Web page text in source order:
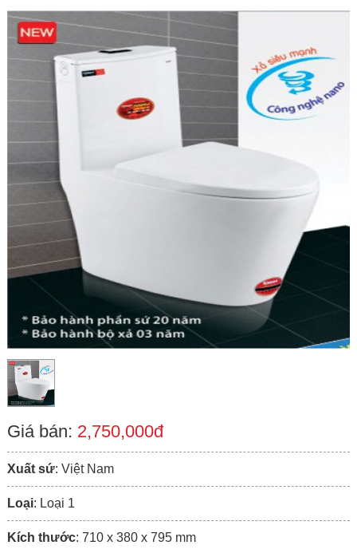
Giá bán: 2,750,000đ
Xuất sứ: Việt Nam
Loại: Loại 1
Kích thước: 710 x 380 x 795 mm